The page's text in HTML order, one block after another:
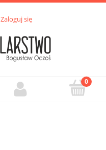
Zaloguj się